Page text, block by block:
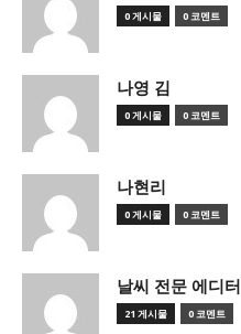
0 게시물 0 코멘트
나영 김
0 게시물 0 코멘트
나현리
0 게시물 0 코멘트
날씨 전문 에디터
21 게시물 0 코멘트